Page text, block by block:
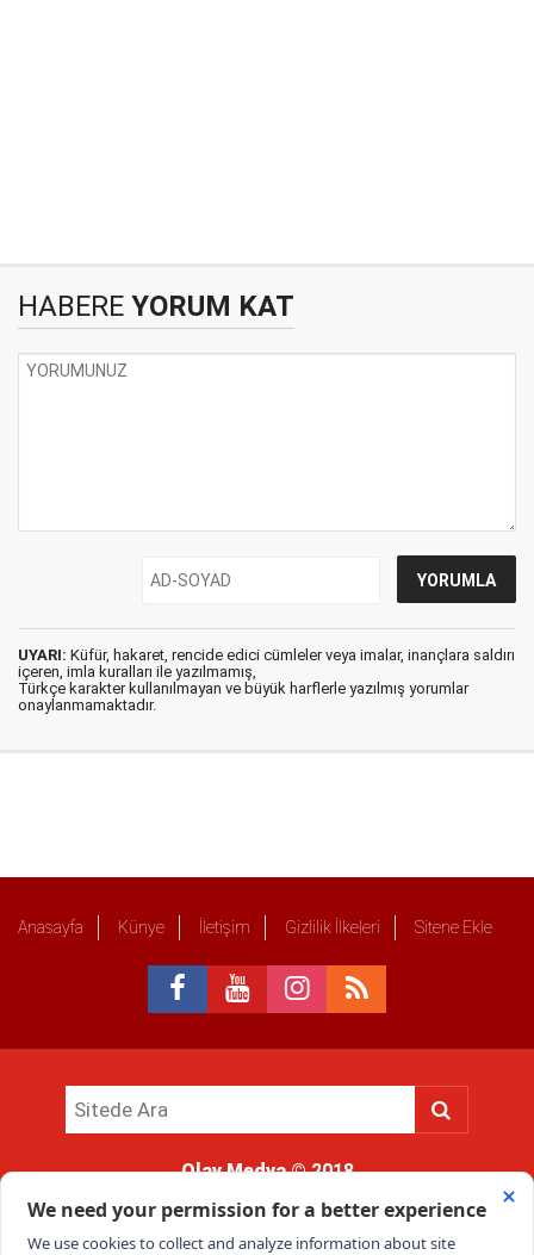
HABERE YORUM KAT
UYARI: Küfür, hakaret, rencide edici cümleler veya imalar, inançlara saldırı
içeren, imla kuralları ile yazılmamış,
Türkçe karakter kullanılmayan ve büyük harflerle yazılmış yorumlar
onaylanmamaktadır.
Anasayfa Künye İletişim Gizlilik İlkeleri Sitene Ekle
Olay Medya© 2018
kullanımı hukuki yaptırıma tabidir.